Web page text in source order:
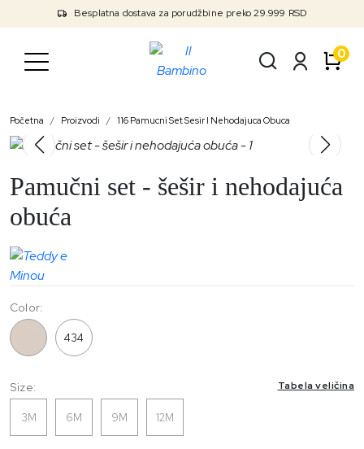
Besplatna dostava za porudžbine preko 29.999 RSD
0
Početna Proizvodi 116 Pamucni Set Sesir I Nehodajuca Obuca
Pamučni set - šešir i nehodajuća
obuća
Size: Tabela veličina
3M 6M 9M 12M
Color:
434